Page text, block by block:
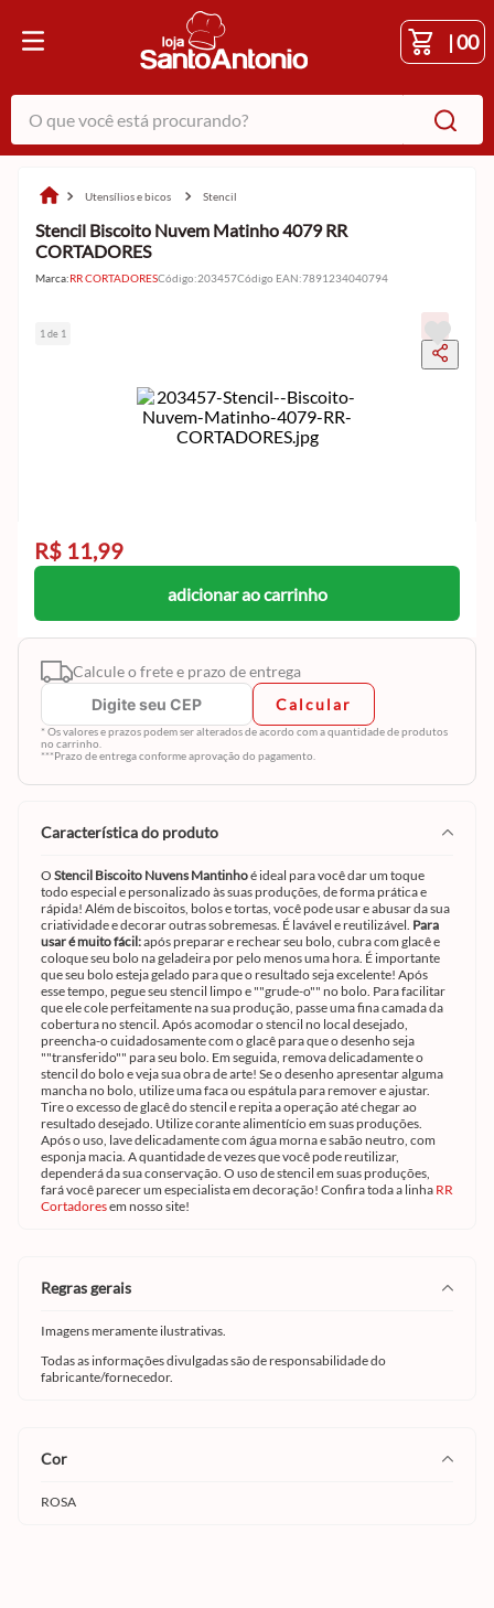
|00
O que você está procurando?
utensílios e bicos stencil
Stencil Biscoito Nuvem Matinho 4079 RR
CORTADORES
Marca:RR CORTADORESCódigo:203457Código EAN:7891234040794
1 de 1
R$ 11,99
adicionar ao carrinho
Calcule o frete e prazo de entrega
Calcular
* Os valores e prazos podem ser alterados de acordo com a quantidade de produtos
no carrinho.
***Prazo de entrega conforme aprovação do pagamento.
característica do produto
O Stencil Biscoito Nuvens Mantinhoé ideal para você dar um toque
todo especial e personalizado às suas produções, de forma prática e
rápida! Além de biscoitos, bolos e tortas, você pode usar e abusar da sua
criatividade e decorar outras sobremesas. É lavável e reutilizável. Para
usar é muito fácil:após preparar e rechear seu bolo, cubra com glacê e
coloque seu bolo na geladeira por pelo menos uma hora. É importante
que seu bolo esteja gelado para que o resultado seja excelente! Após
esse tempo, pegue seu stencil limpo e ""grude-o"" no bolo. Para facilitar
que ele cole perfeitamente na sua produção, passe uma fina camada da
cobertura no stencil. Após acomodar o stencil no local desejado,
preencha-o cuidadosamente com o glacê para que o desenho seja
""transferido"" para seu bolo. Em seguida, remova delicadamente o
stencil do bolo e veja sua obra de arte! Se o desenho apresentar alguma
mancha no bolo, utilize uma faca ou espátula para remover e ajustar.
Tire o excesso de glacê do stencil e repita a operação até chegar ao
resultado desejado. Utilize corante alimentício em suas produções.
Após o uso, lave delicadamente com água morna e sabão neutro, com
esponja macia. A quantidade de vezes que você pode reutilizar,
dependerá da sua conservação. O uso de stencil em suas produções,
fará você parecer um especialista em decoração! Confira toda a linha RR
Cortadoresem nosso site!
regras gerais
Imagens meramente ilustrativas.
Todas as informações divulgadas são de responsabilidade do
fabricante/fornecedor.
cor
ROSA